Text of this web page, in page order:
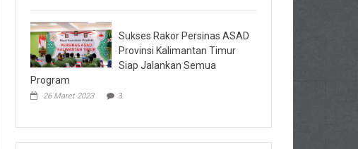
Sukses Rakor Persinas ASAD
Provinsi Kalimantan Timur
Siap Jalankan Semua
Program
26 Maret 2023 3